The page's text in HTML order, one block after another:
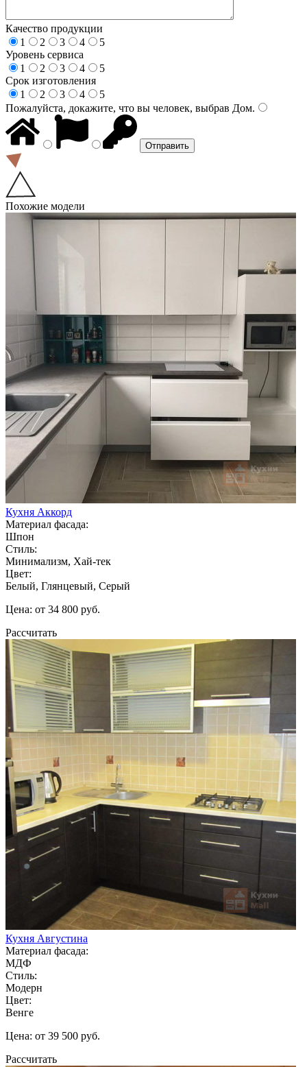
Качество продукции
1
2 3 4
5
Уровень сервиса
1
2 3 4
5
Срок изготовления
1
2 3 4
5
Пожалуйста, докажите, что вы человек, выбрав Дом.
Похожие модели
Кухня Аккорд
Материал фасада:
Шпон
Стиль:
Минимализм, Хай-тек
Цвет:
Белый, Глянцевый, Серый
Цена: от 34 800 руб.
Рассчитать
Кухня Августина
Материал фасада:
МДФ
Стиль:
Модерн
Цвет:
Венге
Цена: от 39 500 руб.
Рассчитать